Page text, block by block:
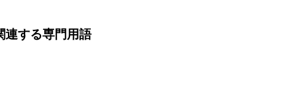
連する専門用語